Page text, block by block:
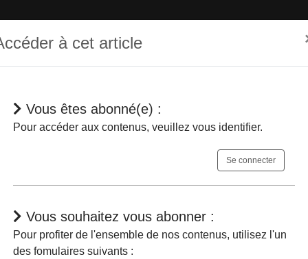
Dépêches Jurisprudences En bref
à cet article
Vous êtes abonné(e) :
Pour accéder aux contenus, veuillez vous identifier.
Se connecter
Vous souhaitez vous abonner :
Pour profiter de l'ensemble de nos contenus, utilisez l'un
des fomulaires suivants :